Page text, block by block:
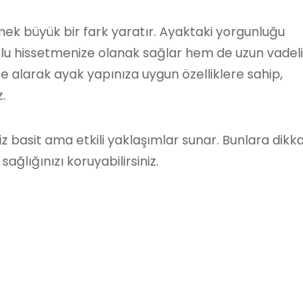
büyük bir fark yaratır. Ayaktaki yorgunluğu
hissetmenize olanak sağlar hem de uzun vadeli
alarak ayak yapınıza uygun özelliklere sahip,
basit ama etkili yaklaşımlar sunar. Bunlara
koruyabilirsiniz.